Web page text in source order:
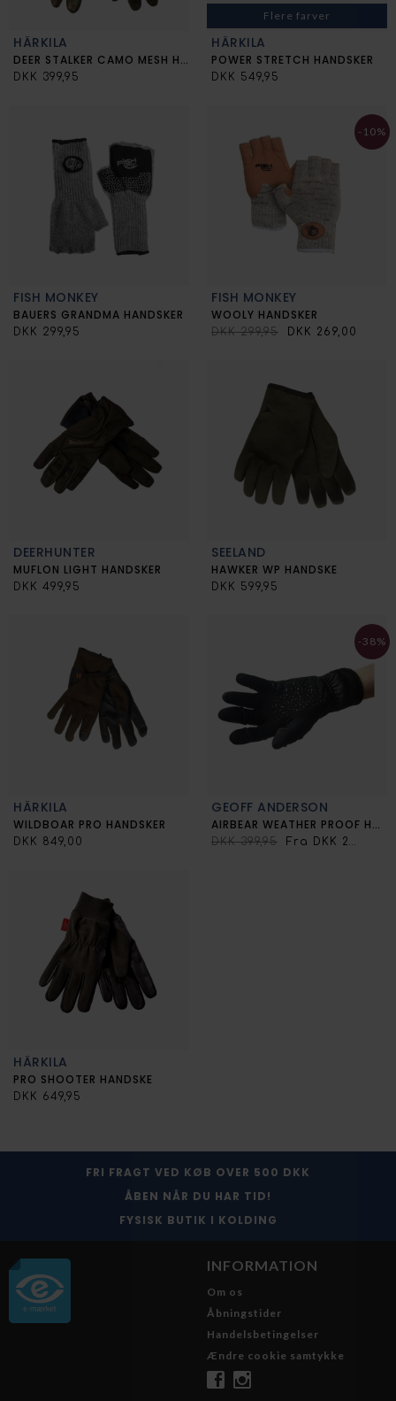
HÄRKILA
DEER STALKER CAMO MESH HANDSKER
DKK 399,95
Flere farver
HÄRKILA
POWER STRETCH HANDSKER
DKK 549,95
FISH MONKEY
BAUERS GRANDMA HANDSKER
DKK 299,95
-10%
FISH MONKEY
WOOLY HANDSKER
DKK 299,95 DKK 269,00
DEERHUNTER
MUFLON LIGHT HANDSKER
DKK 499,95
SEELAND
HAWKER WP HANDSKE
DKK 599,95
HÄRKILA
WILDBOAR PRO HANDSKER
DKK 849,00
-38%
GEOFF ANDERSON
AIRBEAR WEATHER PROOF HANSKER
DKK 399,95 Fra DKK 249,00
HÄRKILA
PRO SHOOTER HANDSKE
DKK 649,95
FRI FRAGT VED KØB OVER 500 DKK
ÅBEN NÅR DU HAR TID!
FYSISK BUTIK I KOLDING
INFORMATION
Om os
Åbningstider
Handelsbetingelser
Ændre cookie samtykke